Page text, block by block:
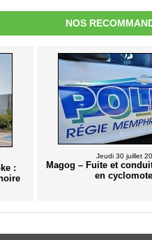
NOS
:
Jeudi 30 juillet
Magog – Fuite et
en